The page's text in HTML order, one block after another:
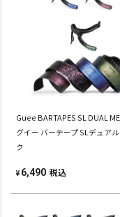
Guee BARTAPES SL DUAL
グイー バーテープ SLデュア
ク
¥ 6,490 税込